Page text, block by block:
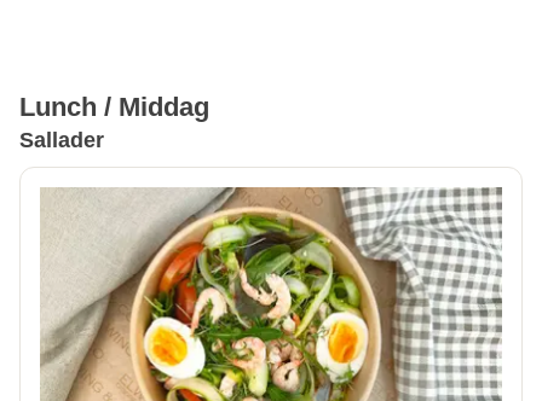
Lunch / Middag
Sallader